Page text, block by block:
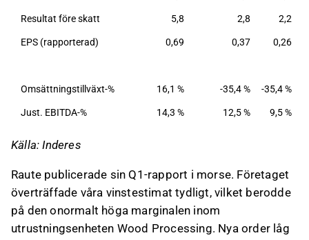
Raute upprepade sin helårsguidning med
förväntad omsättning på 125–160 MEUR och
kostnadsbesparingar.
Detta innehåll är skapat av AI. Du kan lämna feedback
Resultat före skatt 5,8 2,8 2,2
EPS (rapporterad) 0,69 0,37 0,26
Omsättningstillväxt-% 16,1 % -35,4 % -35,4 %
Just. EBITDA-% 14,3 % 12,5 % 9,5 %
Källa: Inderes
Raute publicerade sin Q1-rapport i morse. Företaget
överträffade våra vinstestimat tydligt, vilket berodde
på den onormalt höga marginalen inom
utrustningsenheten Wood Processing. Nya order låg